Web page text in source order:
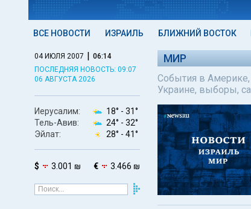
ВСЕ НОВОСТИ ИЗРАИЛЬ БЛИЖНИЙ ВОСТОК
04 ИЮЛЯ 2007 | 06:14
ПОСЛЕДНЯЯ НОВОСТЬ: 09:07
06 АВГУСТА 2026
Иерусалим: 18° - 31°
Тель-Авив:
24° - 32°
Эйлат:
28° - 41°
$ 3.001 ₪ € 3.466 ₪
МИР
События в
Украине, выборы,